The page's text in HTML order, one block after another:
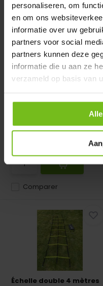
personaliseren, om
en om ons
informatie over uw
partners voor social
partners kunnen deze
informatie die u aan ze
verzameld op basis van
Échelle de coordination
Échelle de coordination
Comparer
Deliverytime
Échelle double 4 mètres